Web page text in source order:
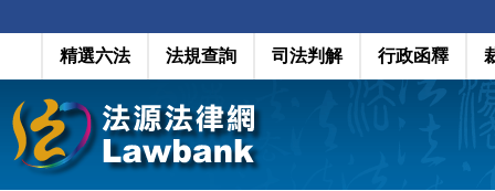
精選六法 法規查詢 司法判解 行政函釋